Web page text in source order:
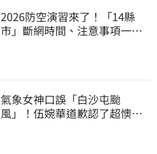
2026防空演習來了！「14縣
市」斷網時間、注意事項一次
氣象女神口誤「白沙屯颱
風」！伍婉華道歉認了超懊